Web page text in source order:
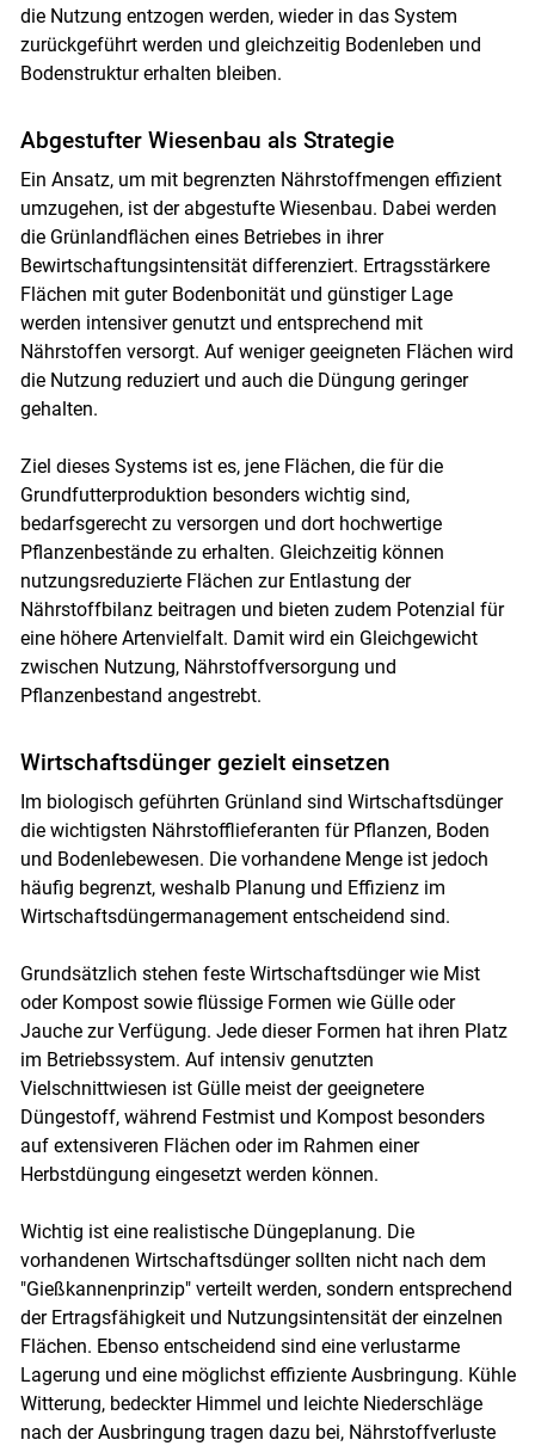
Skip to main content
die Nutzung entzogen werden, wieder in das System
zurückgeführt werden und gleichzeitig Bodenleben und
Bodenstruktur erhalten bleiben.
Abgestufter Wiesenbau als Strategie
Ein Ansatz, um mit begrenzten Nährstoffmengen effizient
umzugehen, ist der abgestufte Wiesenbau. Dabei werden
die Grünlandflächen eines Betriebes in ihrer
Bewirtschaftungsintensität differenziert. Ertragsstärkere
Flächen mit guter Bodenbonität und günstiger Lage
werden intensiver genutzt und entsprechend mit
Nährstoffen versorgt. Auf weniger geeigneten Flächen wird
die Nutzung reduziert und auch die Düngung geringer
gehalten.
Ziel dieses Systems ist es, jene Flächen, die für die
Grundfutterproduktion besonders wichtig sind,
bedarfsgerecht zu versorgen und dort hochwertige
Pflanzenbestände zu erhalten. Gleichzeitig können
nutzungsreduzierte Flächen zur Entlastung der
Nährstoffbilanz beitragen und bieten zudem Potenzial für
eine höhere Artenvielfalt. Damit wird ein Gleichgewicht
zwischen Nutzung, Nährstoffversorgung und
Pflanzenbestand angestrebt.
Wirtschaftsdünger gezielt einsetzen
Im biologisch geführten Grünland sind Wirtschaftsdünger
die wichtigsten Nährstofflieferanten für Pflanzen, Boden
und Bodenlebewesen. Die vorhandene Menge ist jedoch
häufig begrenzt, weshalb Planung und Effizienz im
Wirtschaftsdüngermanagement entscheidend sind.
Grundsätzlich stehen feste Wirtschaftsdünger wie Mist
oder Kompost sowie flüssige Formen wie Gülle oder
Jauche zur Verfügung. Jede dieser Formen hat ihren Platz
im Betriebssystem. Auf intensiv genutzten
Vielschnittwiesen ist Gülle meist der geeignetere
Düngestoff, während Festmist und Kompost besonders
auf extensiveren Flächen oder im Rahmen einer
Herbstdüngung eingesetzt werden können.
Wichtig ist eine realistische Düngeplanung. Die
vorhandenen Wirtschaftsdünger sollten nicht nach dem
"Gießkannenprinzip" verteilt werden, sondern entsprechend
der Ertragsfähigkeit und Nutzungsintensität der einzelnen
Flächen. Ebenso entscheidend sind eine verlustarme
Lagerung und eine möglichst effiziente Ausbringung. Kühle
Witterung, bedeckter Himmel und leichte Niederschläge
nach der Ausbringung tragen dazu bei, Nährstoffverluste